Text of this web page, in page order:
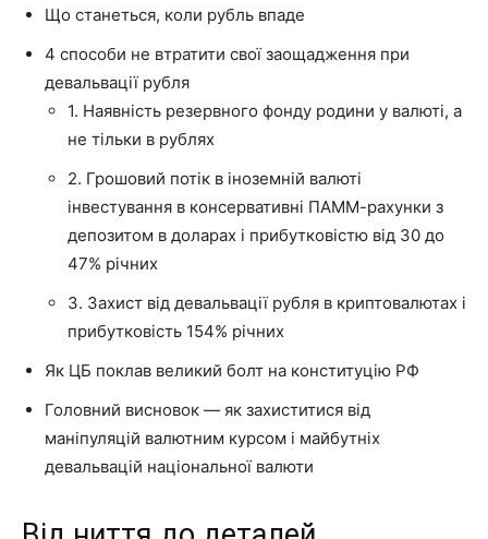
Що станеться, коли рубль впаде
4 способи не втратити свої заощадження при
девальвації рубля
1. Наявність резервного фонду родини у валюті, а
не тільки в рублях
2. Грошовий потік в іноземній валюті
інвестування в консервативні ПАММ-рахунки з
депозитом в доларах і прибутковістю від 30 до
47% річних
3. Захист від девальвації рубля в криптовалютах і
прибутковість 154% річних
Як ЦБ поклав великий болт на конституцію РФ
Головний висновок — як захиститися від
маніпуляцій валютним курсом і майбутніх
девальвацій національної валюти